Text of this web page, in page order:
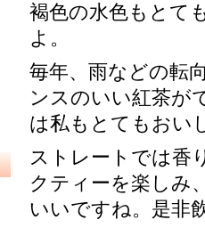
褐色の水色もとて
よ。
毎年、雨などの転
ンスのいい紅茶が
は私もとてもおい
ストレートでは香
クティーを楽しみ
いいですね。是非